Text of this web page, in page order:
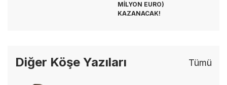
MİLYON EURO)
KAZANACAK!
Diğer Köşe Yazıları Tümü